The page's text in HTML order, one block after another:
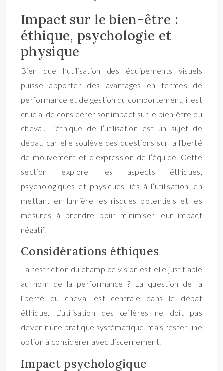
Impact sur le bien-être :
éthique, psychologie et
physique
Bien que l’utilisation des équipements visuels
puisse apporter des avantages en termes de
performance et de gestion du comportement, il est
crucial de considérer son impact sur le bien-être du
cheval. L’éthique de l’utilisation est un sujet de
débat, car elle soulève des questions sur la liberté
de mouvement et d’expression de l’équidé. Cette
section explore les aspects éthiques,
psychologiques et physiques liés à l’utilisation, en
mettant en lumière les risques potentiels et les
mesures à prendre pour minimiser leur impact
négatif.
Considérations éthiques
La restriction du champ de vision est-elle justifiable
au nom de la performance ? La question de la
liberté du cheval est centrale dans le débat
éthique. L’utilisation des œillères ne doit pas
devenir une pratique systématique, mais rester une
option à considérer avec discernement.
Impact psychologique